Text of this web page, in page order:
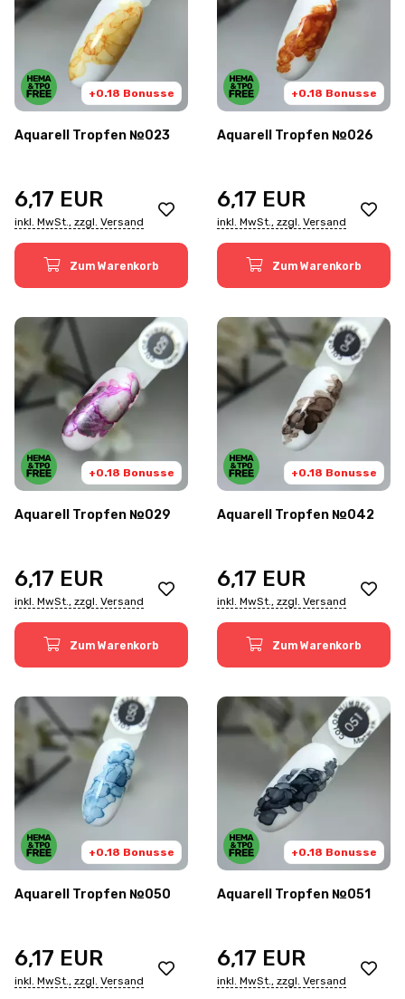
+0.18 Bonusse
Aquarell Tropfen №023
6,17 EUR
inkl. MwSt., zzgl. Versand
Zum Warenkorb
+0.18 Bonusse
Aquarell Tropfen №026
6,17 EUR
inkl. MwSt., zzgl. Versand
Zum Warenkorb
+0.18 Bonusse
Aquarell Tropfen №029
6,17 EUR
inkl. MwSt., zzgl. Versand
Zum Warenkorb
+0.18 Bonusse
Aquarell Tropfen №042
6,17 EUR
inkl. MwSt., zzgl. Versand
Zum Warenkorb
+0.18 Bonusse
Aquarell Tropfen №050
6,17 EUR
inkl. MwSt., zzgl. Versand
+0.18 Bonusse
Aquarell Tropfen №051
6,17 EUR
inkl. MwSt., zzgl. Versand